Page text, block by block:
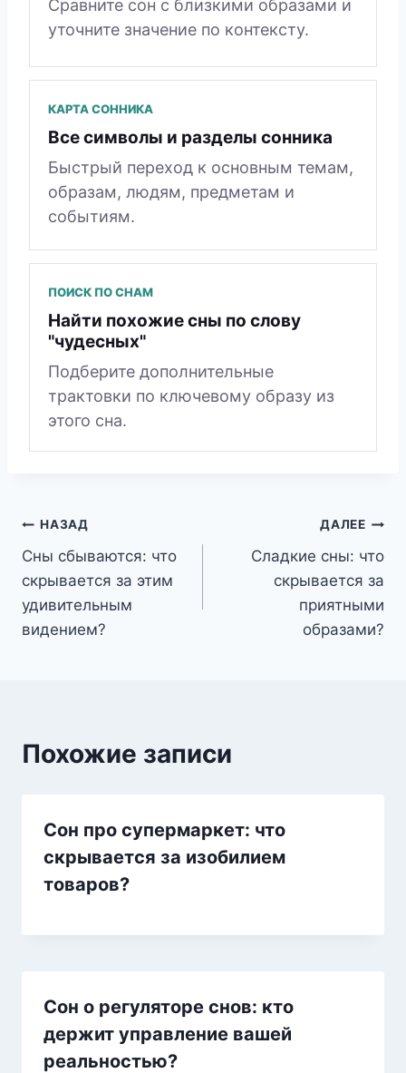
Сравните сон с близкими образами и
уточните значение по контексту.
КАРТА СОННИКА
Все символы и разделы сонника
Быстрый переход к основным темам,
образам, людям, предметам и
событиям.
ПОИСК ПО СНАМ
Найти похожие сны по слову
"чудесных"
Подберите дополнительные
трактовки по ключевому образу из
этого сна.
Навигация
по
записям
НАЗАД
Сны сбываются: что
скрывается за этим
удивительным
видением?
ДАЛЕЕ
Сладкие сны: что
скрывается за
приятными
образами?
Похожие записи
Сон про супермаркет: что
скрывается за изобилием
товаров?
Сон о регуляторе снов: кто
держит управление вашей
реальностью?